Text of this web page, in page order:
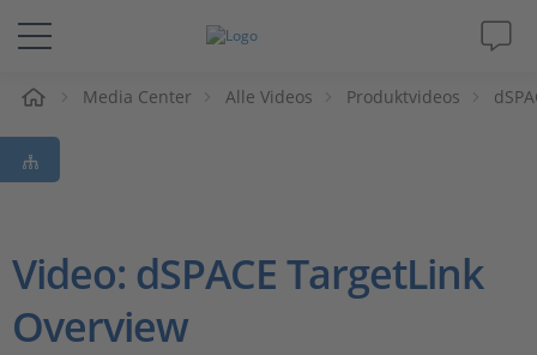
Lösungen & Produkte
Support
Magazin
Media Center Alle Videos Produktvideos
Video: dSPACE TargetLink
Overview